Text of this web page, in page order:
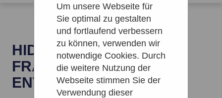
Um unsere Webseite für
Sie optimal zu gestalten
und fortlaufend verbessern
zu können, verwenden wir
notwendige Cookies. Durch
die weitere Nutzung der
Webseite stimmen Sie der
Verwendung dieser
HIDDEN STARS: WIE DIE
FRAUEN DIE STERNE
ENTDECKTEN